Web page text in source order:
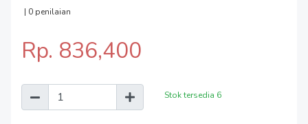
| 0 penilaian
Rp. 836,400
Stok tersedia 6